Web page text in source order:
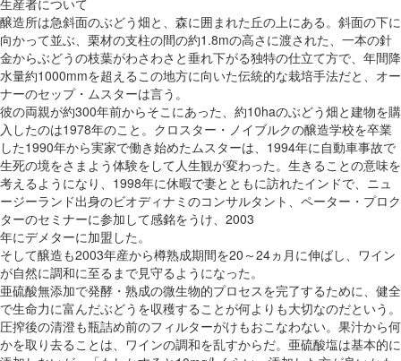
醸造所は急斜面のぶどう畑と、森に囲まれた丘の上にある。斜面の下に
向かって並ぶ、栗材の支柱の間の約1.8mの高さに渡された、一本の針
金からぶどうの枝葉がわさわさと垂れ下がる独特の仕立て方で、年間降
水量約1000mmを超えるこの地方に向いた伝統的な栽培手法だと、オー
ナーのセップ・ムスターは言う。
彼の両親が約300年前からそこにあった、約10haのぶどう畑と建物を購
入したのは1978年のこと。クロスター・ノイブルクの醸造学校を卒業
した1990年から実家で働き始めたムスターは、1994年に自動車事故で
生死の境をさまよう体験をして人生観が変わった。生きることの意味を
考えるようになり、1998年に休暇で妻とともに訪れたインドで、ニュ
ージーランド出身のビオディナミのコンサルタント、ペーター・プロク
ターのセミナーに参加して感銘をうけ、2003
年にデメターに加盟した。
そして醸造も2003年産から樽熟成期間を20～24ヵ月に伸ばし、ワイン
が自然に調和に至るまで見守るようになった。
亜硫酸無添加で発酵・熟成の微生物的プロセスを完了するために、健全
で生命力に富んだぶどうを収穫することが何よりも大切なのだという。
圧搾後の清澄も瓶詰め前のフィルターがけもおこなわない。果汁から何
かを取り去ることは、ワインの調和を乱すからだ。亜硫酸塩は基本的に